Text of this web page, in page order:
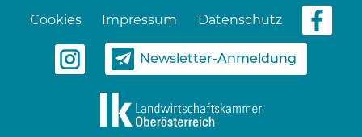
Cookies Impressum Datenschutz
Newsletter-Anmeldung